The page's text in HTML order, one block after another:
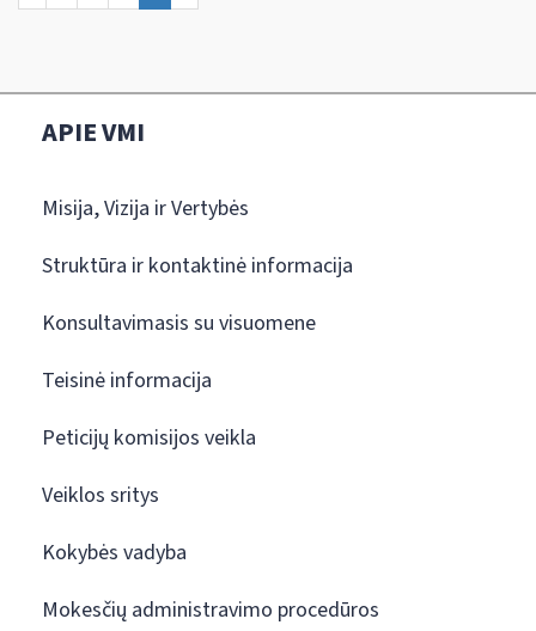
APIE VMI
Misija, Vizija ir Vertybės
Struktūra ir kontaktinė informacija
Konsultavimasis su visuomene
Teisinė informacija
Peticijų komisijos veikla
Veiklos sritys
Kokybės vadyba
Mokesčių administravimo procedūros